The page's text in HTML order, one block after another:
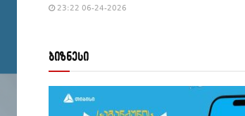
23:22 06-24-2026
ბიზნესი